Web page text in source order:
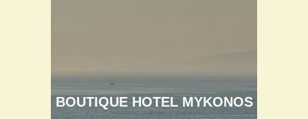
BOUTIQUE HOTEL MYKONOS